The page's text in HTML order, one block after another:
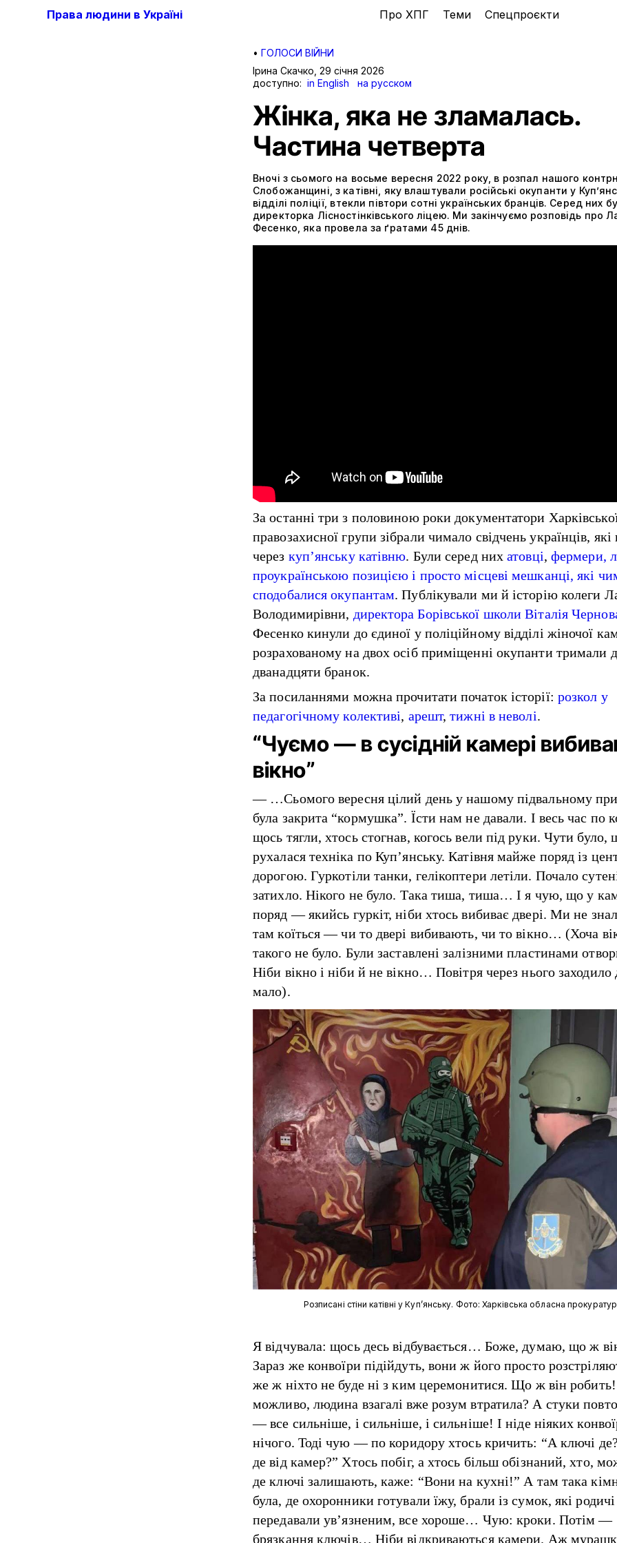
Права людини в Україні Про ХПГ Теми Спецпроєкти
• ГОЛОСИ ВІЙНИ
Ірина Скачко 29 січня 2026
доступно: in English на русском
Жінка, яка не зламалась.
Частина четверта
Вночі з сьомого на восьме вересня 2022 року, в розпал нашого
Слобожанщині, з катівні, яку влаштували російські окупанти у
відділі поліції, втекли півтори сотні українських бранців. Серед них
директорка Лісностінківського ліцею. Ми закінчуємо розповідь про
Фесенко, яка провела за ґратами 45 днів.
За останні три з половиною роки документатори
правозахисної групи зібрали чимало свідчень українців,
через куп’янську катівню. Були серед нихатовці, фермери,
проукраїнською позицією і просто місцеві мешканці, які
сподобалися окупантам. Публікували ми й історію колеги
Володимирівни, директора Борівської школи Віталія
Фесенко кинули до єдиної у поліційному відділі жіночої
розрахованому на двох осіб приміщенні окупанти тримали
дванадцяти бранок.
За посиланнями можна прочитати початок історії: розкол у
педагогічному колективі, арешт,тижні в неволі.
“Чуємо — в сусідній камері
вікно”
— …Сьомого вересня цілий день у нашому підвальному
була закрита “кормушка”. Їсти нам не давали. І весь час по
щось тягли, хтось стогнав, когось вели під руки. Чути було,
рухалася техніка по Куп’янську. Катівня майже поряд із
дорогою. Гуркотіли танки, гелікоптери летіли. Почало
затихло. Нікого не було. Така тиша, тиша… І я чую, що у
поряд — якийсь гуркіт, ніби хтось вибиває двері. Ми не
там коїться — чи то двері вибивають, чи то вікно… (Хоча
такого не було. Були заставлені залізними пластинами
Ніби вікно і ніби й не вікно… Повітря через нього
мало).
Розписані стіни катівні у Куп’янську. Фото: Харківська обласна
Я відчувала: щось десь відбувається… Боже, думаю, що ж
Зараз же конвоїри підійдуть, вони ж його просто
же ж ніхто не буде ні з ким церемонитися. Що ж він
можливо, людина взагалі вже розум втратила? А стуки
— все сильніше, і сильніше, і сильніше! І ніде ніяких
нічого. Тоді чую — по коридору хтось кричить: “А ключі
де від камер?” Хтось побіг, а хтось більш обізнаний, хто,
де ключі залишають, каже: “Вони на кухні!” А там така
була, де охоронники готували їжу, брали із сумок, які родичі
передавали ув’язненим, все хороше… Чую: кроки. Потім —
брязкання ключів… Ніби відкриваються камери. Аж